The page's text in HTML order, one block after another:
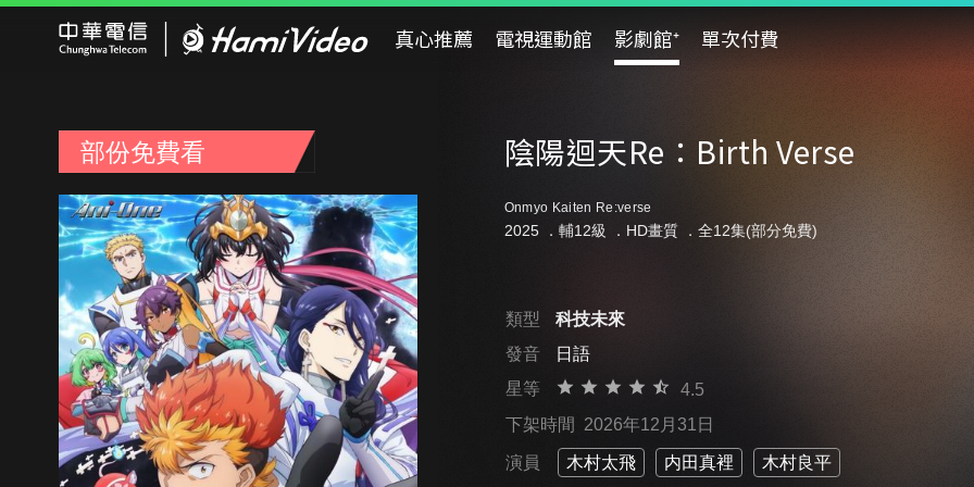
真心推薦 電視運動館 影劇館⁺ 單次付費
部份免費看 陰陽迴天Re：Birth Verse
Onmyo Kaiten Re:verse
2025 ． 輔12級 ．HD畫質 ．全12集(部分免費)
類型
科技未來
發音
日語
星等
4.5
下架時間 2026年12月31日
演員 木村太飛 内田真裡 木村良平